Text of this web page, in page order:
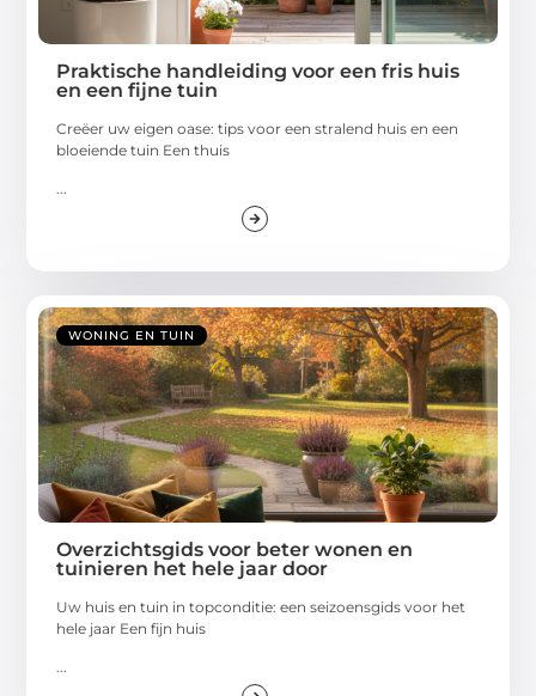
Praktische handleiding voor een fris huis
en een fijne tuin
Creëer uw eigen oase: tips voor een stralend huis en een
bloeiende tuin Een thuis
...
WONING EN TUIN
Overzichtsgids voor beter wonen en
tuinieren het hele jaar door
Uw huis en tuin in topconditie: een seizoensgids voor het
hele jaar Een fijn huis
...